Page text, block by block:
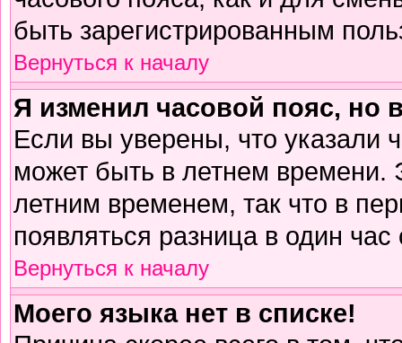
быть зарегистрированным
Вернуться к началу
Я изменил часовой пояс, но
Если вы уверены, что указали
может быть в летнем времени.
летним временем, так что в
появляться разница в один
Вернуться к началу
Моего языка нет в списке!